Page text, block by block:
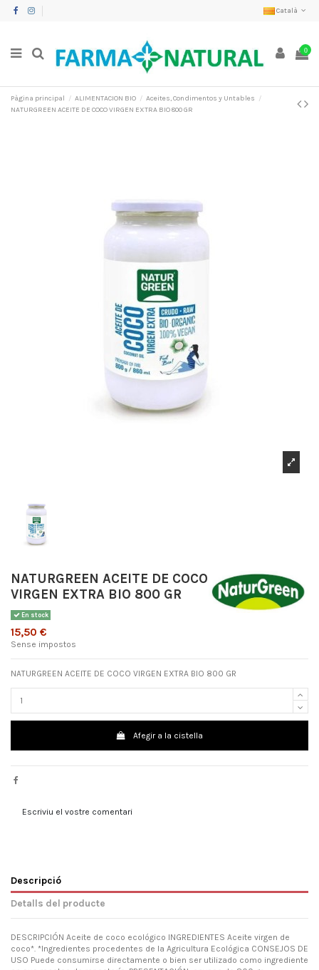
Català
0
Pàgina principal ALIMENTACION BIO
Aceites, Condimentos y Untables
NATURGREEN ACEITE DE COCO VIRGEN EXTRA BIO 800 GR
NATURGREEN ACEITE DE COCO
VIRGEN EXTRA BIO 800 GR
En stock
15,50 €
Sense impostos
NATURGREEN ACEITE DE COCO VIRGEN EXTRA BIO 800 GR
Afegir a la cistella
Escriviu el vostre comentari
Descripció
Detalls del producte
DESCRIPCIÓN Aceite de coco ecológico INGREDIENTES Aceite virgen de
coco*. *Ingredientes procedentes de la Agricultura Ecológica CONSEJOS DE
USO Puede consumirse directamente o bien ser utilizado como ingrediente